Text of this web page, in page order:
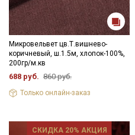
Микровельвет цв.Т.вишнево-
коричневый, ш.1.5м, хлопок-100%,
200гр/м.кв
688 руб. 860 руб.
Только онлайн-заказ
СКИДКА 20% АКЦИЯ